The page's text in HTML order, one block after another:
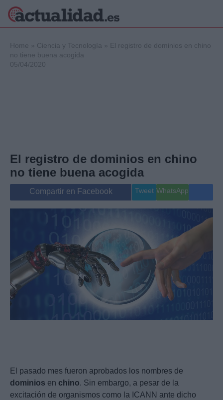
Internacional
Viajes
Gente
Musica
Home » Ciencia y Tecnología » El registro de dominios en chino
no tiene buena acogida
05/04/2020
El registro de dominios en chino
no tiene buena acogida
Compartir en Facebook Tweet WhatsApp
El pasado mes fueron aprobados los nombres de
dominios en chino. Sin embargo, a pesar de la
excitación de organismos como la ICANN ante dicho